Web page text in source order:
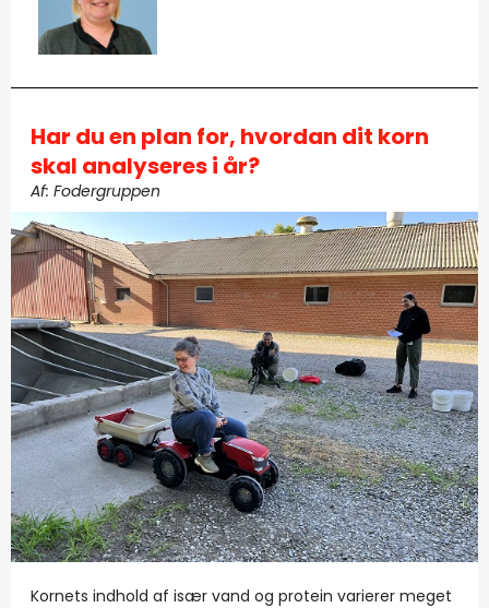
Har du en plan for, hvordan dit korn
skal analyseres i år?
Af: Fodergruppen
Kornets indhold af især vand og protein varierer meget